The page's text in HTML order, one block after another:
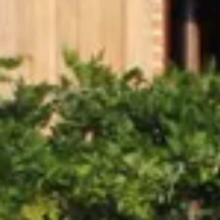
Cantine da visitare e degustazioni vini Savoia
Cantine da visitare e degustazioni vini Sud Ouest
Cantine da visitare e degustazioni vini Valle della
Cantine da visitare e degustazioni vini Valle del
Cantine da visitare e degustazioni vini Beaune
Cantine da visitare e degustazioni vini Chablis
Cantine da visitare e degustazioni vini Cognac
Cantine da visitare e degustazioni vini Colmar
Cantine da visitare e degustazioni champagne
Cantine da visitare e degustazioni vini Nizza
Cantine da visitare e degustazioni champagne
Cantine da visitare e degustazioni vini Saint Emilion